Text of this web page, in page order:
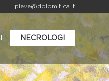
pieve@dolomitica.it
NECROLOGI